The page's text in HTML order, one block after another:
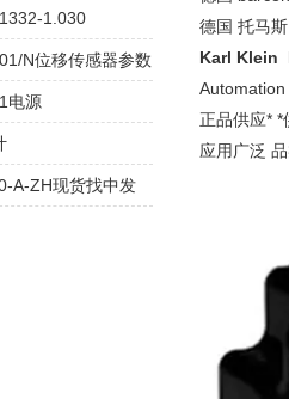
德国 托马
Karl Klein
正品供应*
应用广泛
1.030
N位移传感器参数
电源
A-ZH现货找中发